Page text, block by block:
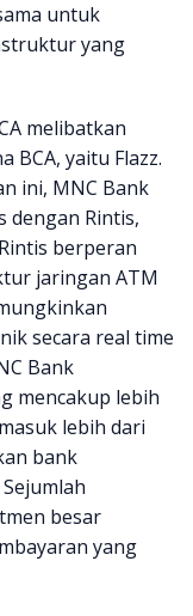
untuk
yang
melibatkan
yaitu Flazz.
ini, MNC Bank
dengan Rintis,
berperan
jaringan ATM
secara real time
Bank
mencakup lebih
lebih dari
bank
besar
yang